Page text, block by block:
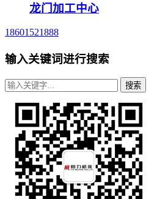
龙门加工中心
18601521888
输入关键词进行搜索